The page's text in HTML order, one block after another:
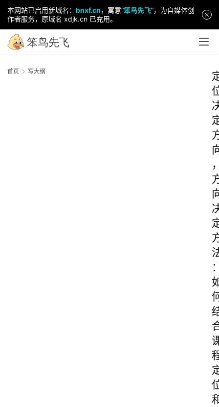
本网站已启用新域名： bnxf.cn，寓意“笨鸟先飞”，为自媒体创
作者服务，原域名 xdjk.cn 已充用。
首页 写大纲